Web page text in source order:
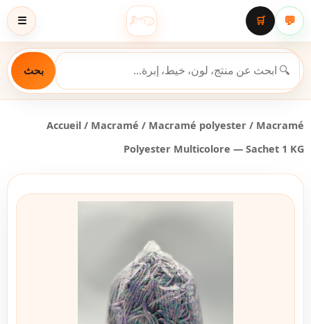
☰ 💬
🛒
بحث
Accueil / Macramé / Macramé polyester / Macramé
Polyester Multicolore — Sachet 1 KG